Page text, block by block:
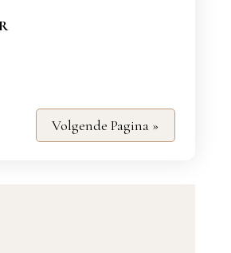
Volgende Pagina »